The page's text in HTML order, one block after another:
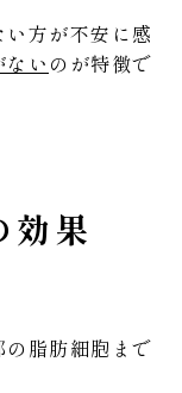
方が不安に感
い のが特徴で
効果
脂肪細胞まで